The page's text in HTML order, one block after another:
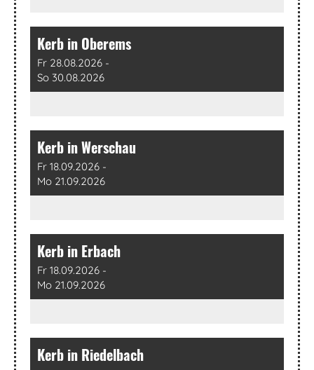
Kerb in Oberems
Fr 28.08.2026 -
So 30.08.2026
Kerb in Werschau
Fr 18.09.2026 -
Mo 21.09.2026
Kerb in Erbach
Fr 18.09.2026 -
Mo 21.09.2026
Kerb in Riedelbach